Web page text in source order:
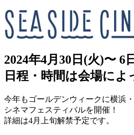
2024年4月30日(火)〜 6
日程・時間は会場に
今年もゴールデンウィークに横浜
シネマフェスティバルを開催！
詳細は4月上旬解禁予定です。